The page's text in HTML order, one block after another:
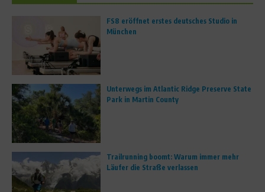
FS8 eröffnet erstes deutsches Studio in
München
Unterwegs im Atlantic Ridge Preserve State
Park in Martin County
Trailrunning boomt: Warum immer mehr
Läufer die Straße verlassen